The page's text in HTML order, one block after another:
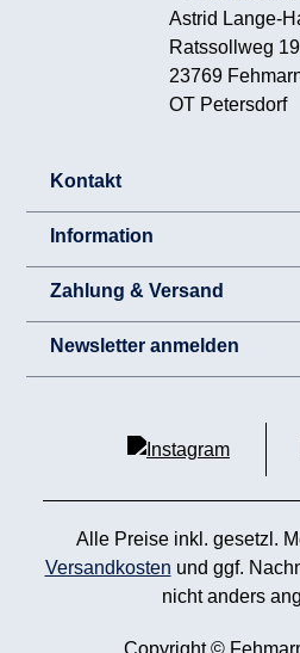
Astrid Lange-
Ratssollweg 19
23769
OT Petersdorf
Kontakt
Information
Zahlung & Versand
Newsletter anmelden
Alle Preise inkl. gesetzl.
Versandkosten und ggf.
nicht anders
Copyright ©